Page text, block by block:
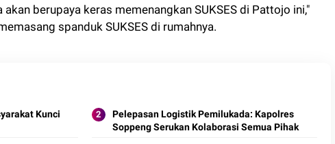
berupaya keras memenangkan SUKSES di Pattojo ini,"
spanduk SUKSES di rumahnya.
Kunci
Pelepasan Logistik Pemilukada: Kapolres
Soppeng Serukan Kolaborasi Semua Pihak